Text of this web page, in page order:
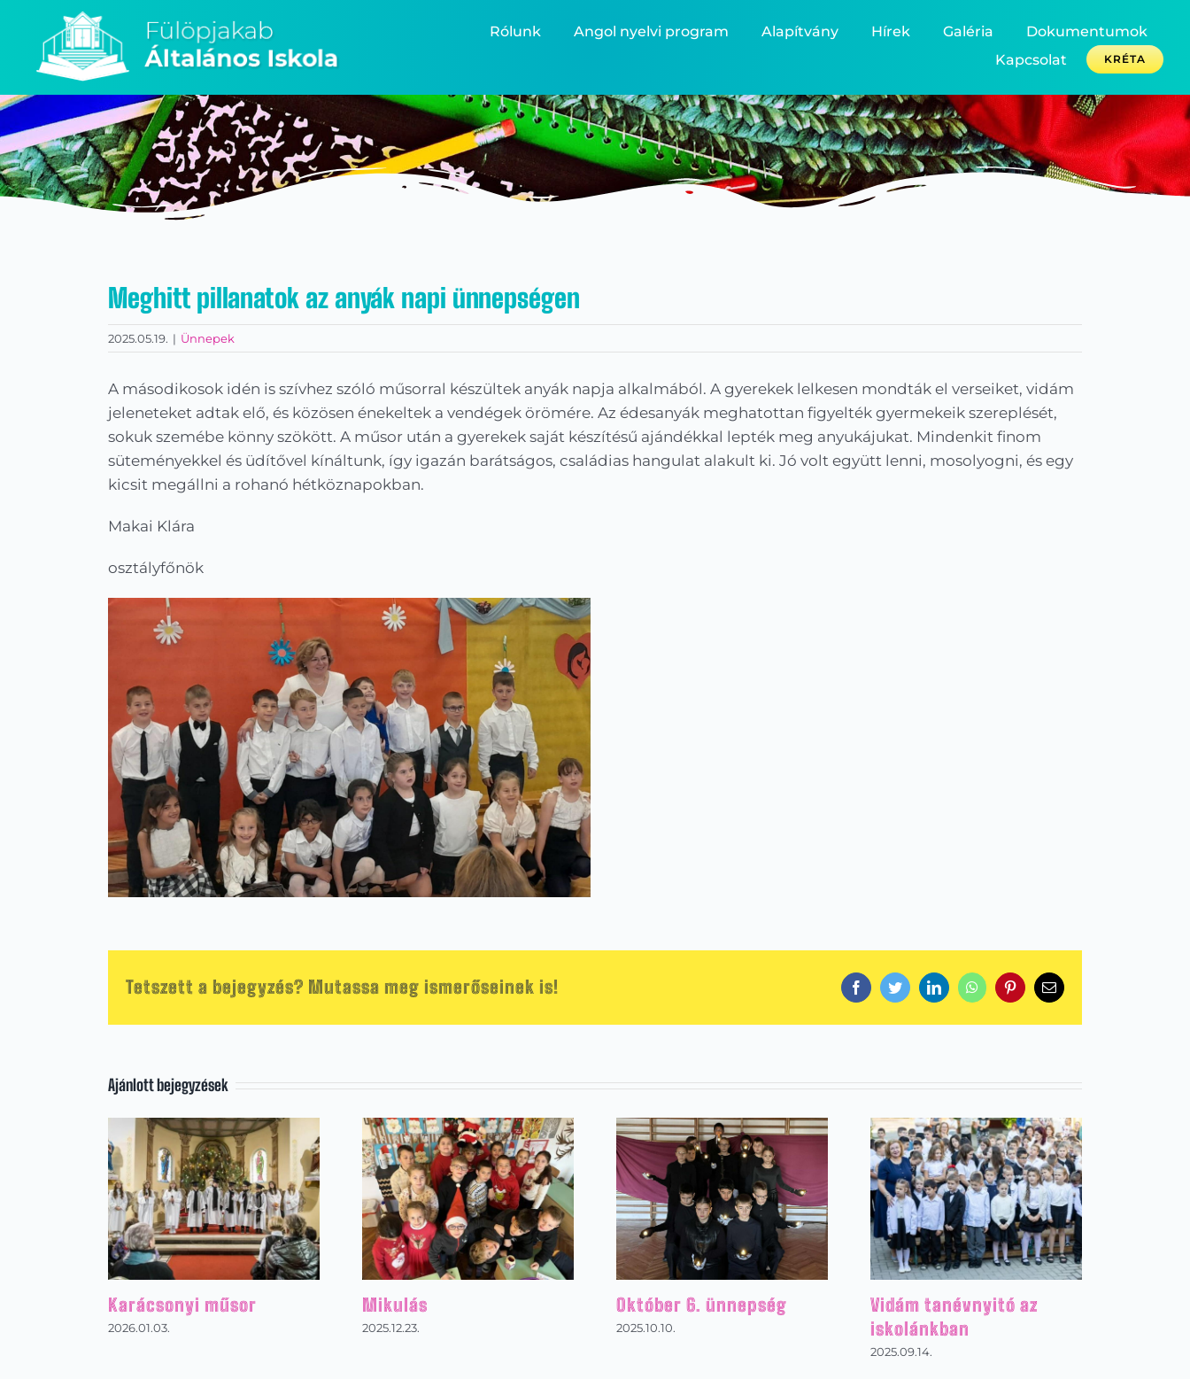
Rólunk Angol nyelvi program Alapítvány Hírek Galéria
Dokumentumok
Kapcsolat
KRÉTA
Meghitt pillanatok az anyák napi ünnepségen
2025.05.19. | Ünnepek
A másodikosok idén is szívhez szóló műsorral készültek anyák napja alkalmából. A gyerekek lelkesen mondták el verseiket, vidám
jeleneteket adtak elő, és közösen énekeltek a vendégek örömére. Az édesanyák meghatottan figyelték gyermekeik szereplését,
sokuk szemébe könny szökött. A műsor után a gyerekek saját készítésű ajándékkal lepték meg anyukájukat. Mindenkit finom
süteményekkel és üdítővel kínáltunk, így igazán barátságos, családias hangulat alakult ki. Jó volt együtt lenni, mosolyogni, és egy
kicsit megállni a rohanó hétköznapokban.
Makai Klára
osztályfőnök
Tetszett a bejegyzés? Mutassa meg ismerőseinek is! FacebookTwitterLinkedInWhatsAppPinterestEmail:
Ajánlott bejegyzések
Karácsonyi műsor
2026.01.03.
Mikulás
2025.12.23.
Október 6. ünnepség
2025.10.10.
Vidám tanévnyitó az
iskolánkban
2025.09.14.